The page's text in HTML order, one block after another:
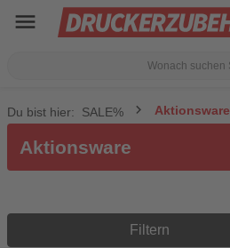
menu
Du bist hier: SALE% Aktionsware
Aktionsware
Filtern